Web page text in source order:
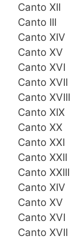
Canto XII
Canto III
Canto XIV
Canto XV
Canto XVI
Canto XVII
Canto XVIII
Canto XIX
Canto XX
Canto XXI
Canto XXII
Canto XXIII
Canto XIV
Canto XV
Canto XVI
Canto XVII